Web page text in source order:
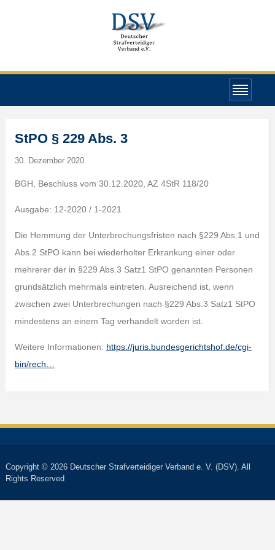
StPO § 229 Abs. 3
30. Dezember 2020
BGH, Beschluss vom 30.12.2020, AZ 4StR 118/20
Ausgabe: 12-2020 / 1-2021
Die Hemmung der Unterbrechungsfristen nach §229 Abs.1 und
Abs.2 StPO kann bei wiederholter Erkrankung einer oder
mehrerer der in §229 Abs.3 Satz1 StPO genannten Personen
grundsätzlich mehrmals eintreten. Ausreichend ist, wenn
zwischen zwei Unterbrechungen nach §229 Abs.3 Satz1 StPO
mindestens an einem Tag verhandelt worden ist.
Weitere Informationen: https://juris.bundesgerichtshof.de/cgi-
bin/rech…
Copyright © 2026 Deutscher Strafverteidiger Verband e. V. (DSV). All
Rights Reserved